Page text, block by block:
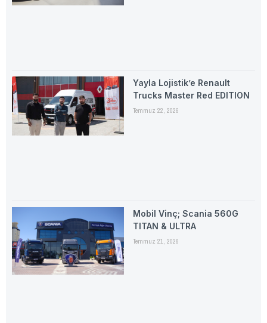
Yayla Lojistik’e Renault
Trucks Master Red EDITION
Temmuz 22, 2026
Mobil Vinç; Scania 560G
TITAN & ULTRA
Temmuz 21, 2026